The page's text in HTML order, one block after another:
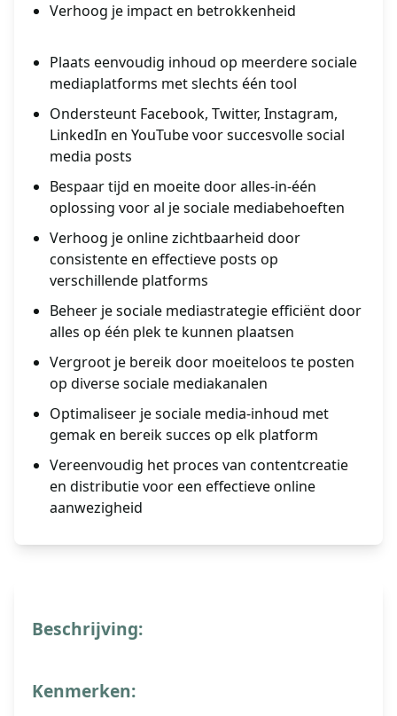
Verhoog je impact en betrokkenheid
Plaats eenvoudig inhoud op meerdere sociale
mediaplatforms met slechts één tool
Ondersteunt Facebook, Twitter, Instagram,
LinkedIn en YouTube voor succesvolle social
media posts
Bespaar tijd en moeite door alles-in-één
oplossing voor al je sociale mediabehoeften
Verhoog je online zichtbaarheid door
consistente en effectieve posts op
verschillende platforms
Beheer je sociale mediastrategie efficiënt door
alles op één plek te kunnen plaatsen
Vergroot je bereik door moeiteloos te posten
op diverse sociale mediakanalen
Optimaliseer je sociale media-inhoud met
gemak en bereik succes op elk platform
Vereenvoudig het proces van contentcreatie
en distributie voor een effectieve online
aanwezigheid
Beschrijving:
Kenmerken: